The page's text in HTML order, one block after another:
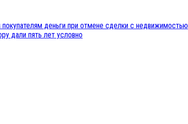
деньги при отмене сделки с недвижимостью
дали пять лет условно